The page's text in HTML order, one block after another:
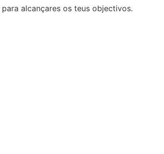
alcançares os teus objectivos.